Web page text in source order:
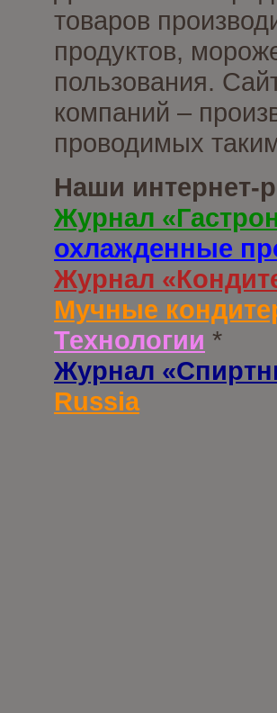
товаров
продуктов,
пользования.
компаний –
проводимых
Наши интернет-
Журнал
охлажденные
Журнал
Мучные
Технологии *
Журнал
Russia